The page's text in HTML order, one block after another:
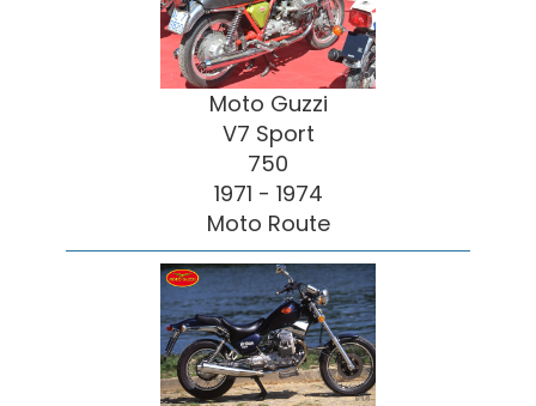
Moto Guzzi
V7 Sport
750
1971 - 1974
Moto Route